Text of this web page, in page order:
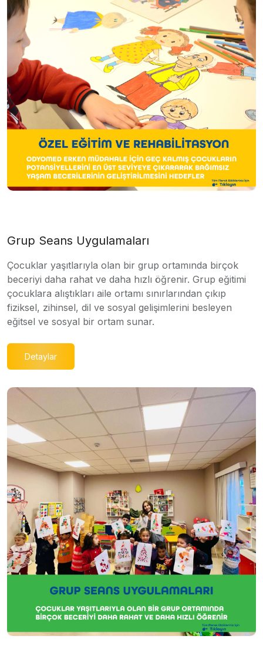
Grup Seans Uygulamaları
Çocuklar yaşıtlarıyla olan bir grup ortamında birçok
beceriyi daha rahat ve daha hızlı öğrenir. Grup eğitimi
çocuklara alıştıkları aile ortamı sınırlarından çıkıp
fiziksel, zihinsel, dil ve sosyal gelişimlerini besleyen
eğitsel ve sosyal bir ortam sunar.
Detaylar